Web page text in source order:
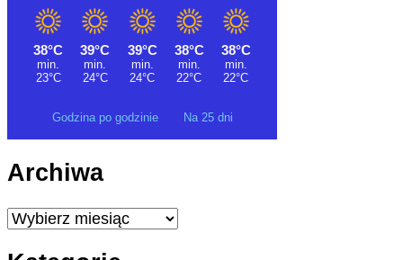
Godzina po godzinie Na 25 dni
Archiwa
Archiwa